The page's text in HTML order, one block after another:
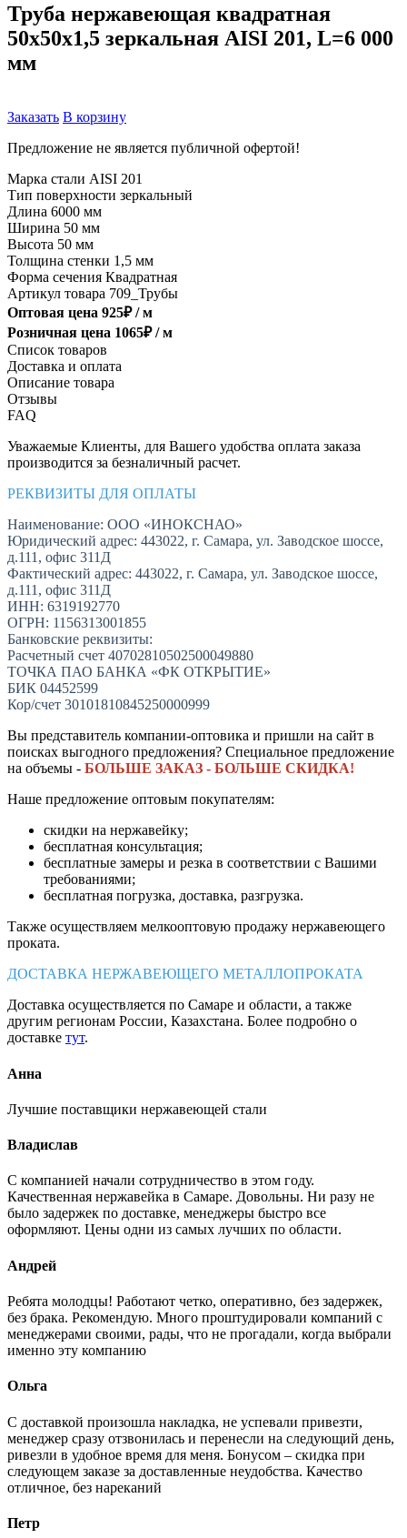
Труба нержавеющая квадратная
50х50х1,5 зеркальная AISI 201, L=6 000
мм
Заказать В корзину
Предложение не является публичной офертой!
Марка стали AISI 201
Тип поверхности зеркальный
Длина 6000 мм
Ширина 50 мм
Высота 50 мм
Толщина стенки 1,5 мм
Форма сечения Квадратная
Артикул товара 709_Трубы
Оптовая цена 925₽ /м
Розничная цена 1065₽ /м
Список товаров
Доставка и оплата
Описание товара
Отзывы
FAQ
Уважаемые Клиенты, для Вашего удобства оплата заказа
производится за безналичный расчет.
РЕКВИЗИТЫ ДЛЯ ОПЛАТЫ
Наименование: ООО «ИНОКСНАО»
Юридический адрес: 443022, г. Самара, ул. Заводское шоссе,
д.111, офис 311Д
Фактический адрес: 443022, г. Самара, ул. Заводское шоссе,
д.111, офис 311Д
ИНН: 6319192770
ОГРН: 1156313001855
Банковские реквизиты:
Расчетный счет 40702810502500049880
ТОЧКА ПАО БАНКА «ФК ОТКРЫТИЕ»
БИК 04452599
Кор/счет 30101810845250000999
Вы представитель компании-оптовика и пришли на сайт в
поисках выгодного предложения? Специальное предложение
на объемы - БОЛЬШЕ ЗАКАЗ - БОЛЬШЕ СКИДКА!
Наше предложение оптовым покупателям:
скидки на нержавейку;
бесплатная консультация;
бесплатные замеры и резка в соответствии с Вашими
требованиями;
бесплатная погрузка, доставка, разгрузка.
Также осуществляем мелкооптовую продажу нержавеющего
проката.
ДОСТАВКА НЕРЖАВЕЮЩЕГО МЕТАЛЛОПРОКАТА
Доставка осуществляется по Самаре и области, а также
другим регионам России, Казахстана. Более подробно о
доставке тут.
Анна
Лучшие поставщики нержавеющей стали
Владислав
С компанией начали сотрудничество в этом году.
Качественная нержавейка в Самаре. Довольны. Ни разу не
было задержек по доставке, менеджеры быстро все
оформляют. Цены одни из самых лучших по области.
Андрей
Ребята молодцы! Работают четко, оперативно, без задержек,
без брака. Рекомендую. Много проштудировали компаний с
менеджерами своими, рады, что не прогадали, когда выбрали
именно эту компанию
Ольга
С доставкой произошла накладка, не успевали привезти,
менеджер сразу отзвонилась и перенесли на следующий день,
ривезли в удобное время для меня. Бонусом – скидка при
следующем заказе за доставленные неудобства. Качество
отличное, без нареканий
Петр